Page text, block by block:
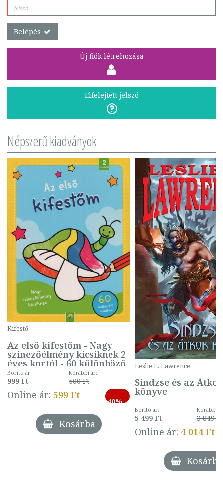
Belépés
Új fiók létrehozása
Elfelejtett jelszó
Népszerű kiadványok
Kifestő
Az első kifestőm - Nagy
színezőélmény kicsiknek 2
éves kortól - 60 különböző
mintával (gombás)
Borító ár:
999 Ft
Korábbi ár:
500 Ft
Online ár: 599 Ft
-
40%
Kosárba
Leslie L. Lawrence
Sindzse és az Átkok
könyve
Borító ár:
5 499 Ft
Korábbi
3 849 Ft
Online ár: 4 014 Ft
Kosárba